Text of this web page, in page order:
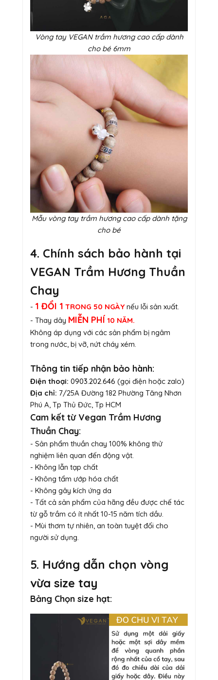
Vòng tay VEGAN trầm hương cao cấp dành
cho bé 6mm
Mẫu vòng tay trầm hương cao cấp dành tặng
cho bé
4. Chính sách bảo hành tại
VEGAN Trầm Hương Thuần
Chay
- 1 ĐỔI 1 TRONG 50 NGÀY nếu lỗi sản xuất.
- Thay dây MIỄN PHÍ 10 NĂM.
Không áp dụng với các sản phẩm bị ngâm
trong nước, bị vỡ, nứt cháy xém.
Thông tin tiếp nhận bảo hành:
Điện thoại: 0903.202.646 (gọi điện hoặc zalo)
Địa chỉ: 7/25A Đường 182 Phường Tăng Nhơn
Phú A, Tp Thủ Đức, Tp HCM
Cam kết từ Vegan Trầm Hương
Thuần Chay:
- Sản phẩm thuần chay 100% không thử
nghiệm liên quan đến động vật.
- Không lẫn tạp chất
- Không tẩm ướp hóa chất
- Không gây kích ứng da
- Tất cả sản phẩm của hãng đều được chế tác
từ gỗ trầm có ít nhất 10-15 năm tích dầu.
- Mùi thơm tự nhiên, an toàn tuyệt đối cho
người sử dụng.
5. Hướng dẫn chọn vòng
vừa size tay
Bảng Chọn size hạt: